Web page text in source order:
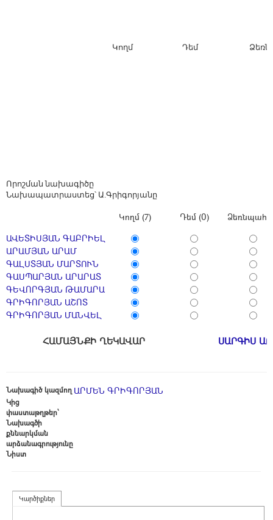
Կողմ Դեմ
Որոշման նախագիծը
Նախապատրաստեց՝ Ա.Գրիգորյանը
Կողմ (7) Դեմ (0)
Ձեռնպահ
ԱՎԵՏԻՍՅԱՆ ԳԱԲՐԻԵԼ
ԱՐԱՄՅԱՆ ԱՐԱՄ
ԳԱԼՍՏՅԱՆ ՄԱՐՏՈՒՆ
ԳԱՍՊԱՐՅԱՆ ԱՐԱՐԱՏ
ԳԵՎՈՐԳՅԱՆ ԹԱՄԱՐԱ
ԳՐԻԳՈՐՅԱՆ ԱՇՈՏ
ԳՐԻԳՈՐՅԱՆ ՄԱՆՎԵԼ
ՀԱՄԱՅՆՔԻ ՂԵԿԱՎԱՐ ՍԱՐԳԻՍ
Նախագիծ կազմող ԱՐՄԵՆ ԳՐԻԳՈՐՅԱՆ
Կից
փաստաթղթեր՝
Նախագծի
քննարկման
արձանագրությունը
Նիստ
Կարծիքներ